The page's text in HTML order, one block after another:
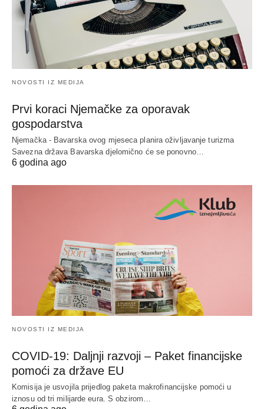
NOVOSTI IZ MEDIJA
Prvi koraci Njemačke za oporavak
gospodarstva
Njemačka - Bavarska ovog mjeseca planira oživljavanje turizma
Savezna država Bavarska djelomično će se ponovno…
6 godina ago
NOVOSTI IZ MEDIJA
COVID-19: Daljnji razvoji – Paket financijske
pomoći za države EU
Komisija je usvojila prijedlog paketa makrofinancijske pomoći u
iznosu od tri milijarde eura. S obzirom…